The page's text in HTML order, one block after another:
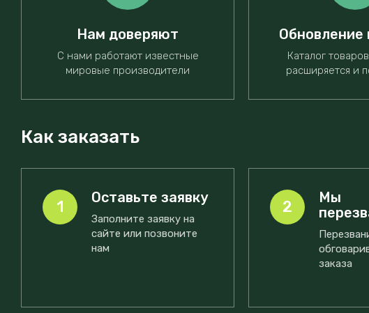
Нам доверяют
С нами работают известные
мировые производители
Обновление
Каталог
расширяется и
Как заказать
1 Оставьте заявку
Заполните заявку на
сайте или позвоните
нам
2
Мы
заказа